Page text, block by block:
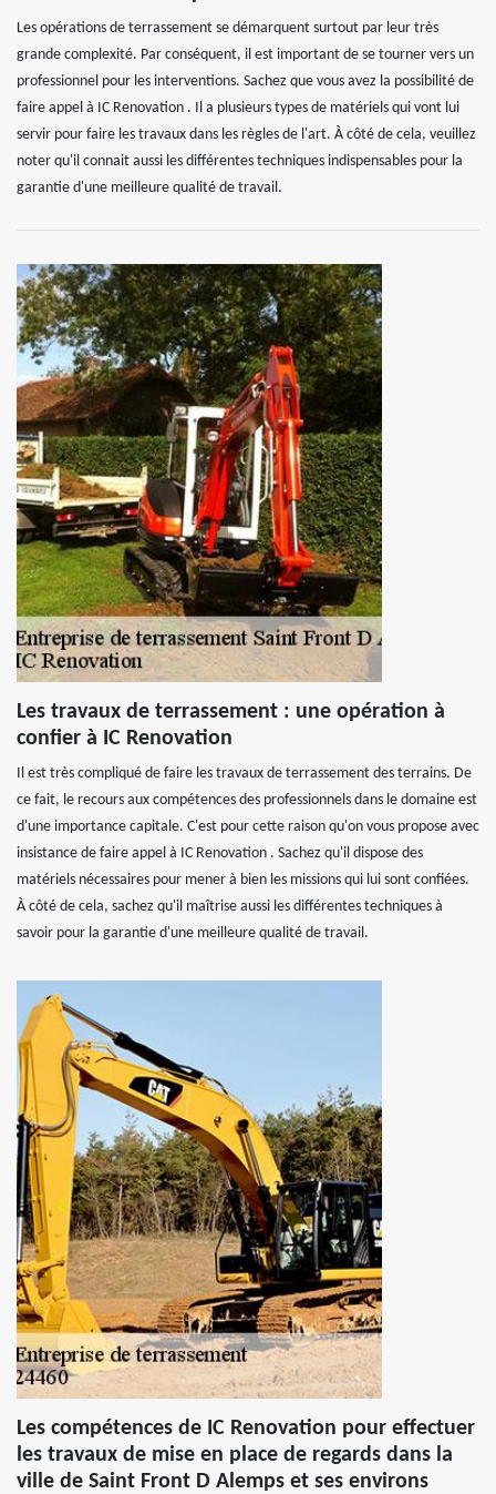
Les opérations de terrassement se démarquent surtout par leur très
grande complexité. Par conséquent, il est important de se tourner vers un
professionnel pour les interventions. Sachez que vous avez la possibilité de
faire appel à IC Renovation . Il a plusieurs types de matériels qui vont lui
servir pour faire les travaux dans les règles de l'art. À côté de cela, veuillez
noter qu'il connait aussi les différentes techniques indispensables pour la
garantie d'une meilleure qualité de travail.
Les travaux de terrassement : une opération à
confier à IC Renovation
Il est très compliqué de faire les travaux de terrassement des terrains. De
ce fait, le recours aux compétences des professionnels dans le domaine est
d'une importance capitale. C'est pour cette raison qu'on vous propose avec
insistance de faire appel à IC Renovation . Sachez qu'il dispose des
matériels nécessaires pour mener à bien les missions qui lui sont confiées.
À côté de cela, sachez qu'il maîtrise aussi les différentes techniques à
savoir pour la garantie d'une meilleure qualité de travail.
Les compétences de IC Renovation pour effectuer
les travaux de mise en place de regards dans la
ville de Saint Front D Alemps et ses environs